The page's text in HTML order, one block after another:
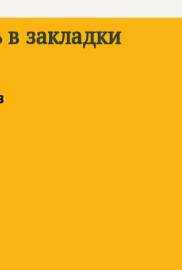
закладки